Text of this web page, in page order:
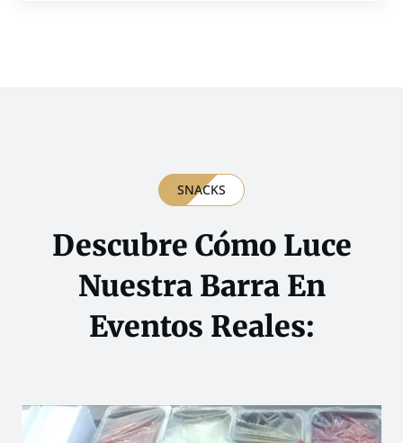
SNACKS
Descubre Cómo Luce
Nuestra Barra En
Eventos Reales: